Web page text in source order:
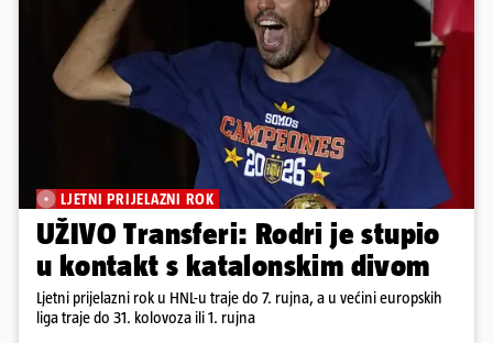
LJETNI PRIJELAZNI ROK
UŽIVO Transferi: Rodri je stupio
u kontakt s katalonskim divom
Ljetni prijelazni rok u HNL-u traje do 7. rujna, a u većini europskih
liga traje do 31. kolovoza ili 1. rujna